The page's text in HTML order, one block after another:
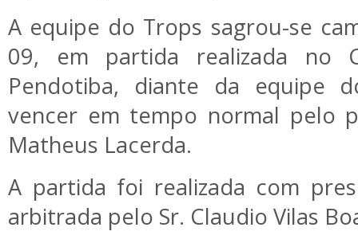
A equipe do Trops sagrou-se
09, em partida realizada no
Pendotiba, diante da equipe
vencer em tempo normal pelo
Matheus Lacerda.
A partida foi realizada com
arbitrada pelo Sr. Claudio Vilas